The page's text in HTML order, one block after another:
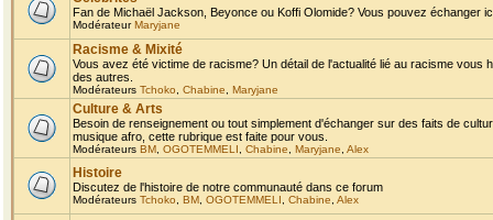
Fan de Michaël Jackson, Beyonce ou Koffi Olomide? Vous pouvez échanger
ModérateurMaryjane
Racisme & Mixité
Vous avez été victime de racisme? Un détail de l'actualité lié au racisme
des autres.
Modérateurs Tchoko Chabine Maryjane
Culture & Arts
Besoin de renseignement ou tout simplement d'échanger sur des faits de
musique afro, cette rubrique est faite pour vous.
Modérateurs BM OGOTEMMELI Chabine Maryjane Alex
Histoire
Discutez de l'histoire de notre communauté dans ce forum
Modérateurs Tchoko BM OGOTEMMELI Chabine Alex